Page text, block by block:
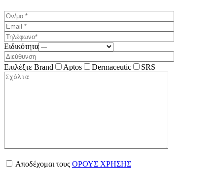
Ειδικότητα
Επιλέξτε Brand Aptos Dermaceutic SRS
Αποδέχομαι τους ΟΡΟΥΣ ΧΡΗΣΗΣ